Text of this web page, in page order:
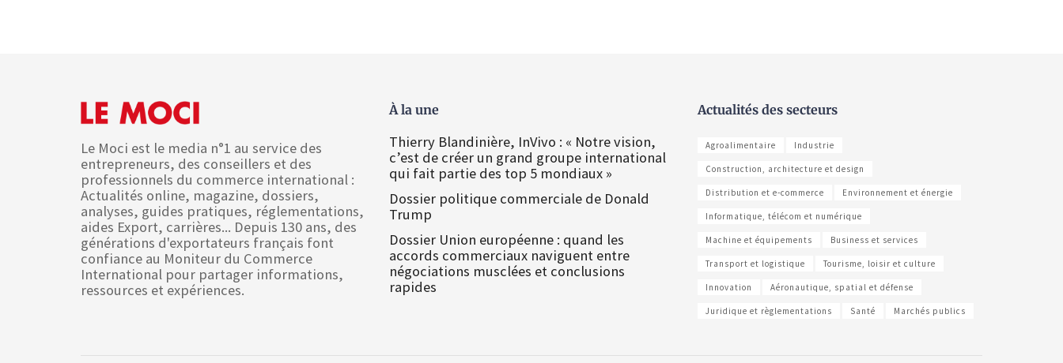
Le Moci est le media n°1 au service des
entrepreneurs, des conseillers et des
professionnels du commerce international :
Actualités online, magazine, dossiers,
analyses, guides pratiques, réglementations,
aides Export, carrières... Depuis 130 ans, des
générations d'exportateurs français font
confiance au Moniteur du Commerce
International pour partager informations,
ressources et expériences.
À la une
Thierry Blandinière, InVivo : « Notre vision,
c’est de créer un grand groupe international
qui fait partie des top 5 mondiaux »
Dossier politique commerciale de Donald
Trump
Dossier Union européenne : quand les
accords commerciaux naviguent entre
négociations musclées et conclusions
rapides
Actualités des secteurs
Agroalimentaire Industrie
Construction, architecture et design
Distribution et e-commerce Environnement et énergie
Informatique, télécom et numérique
Machine et équipements Business et services
Transport et logistique Tourisme, loisir et culture
Innovation Aéronautique, spatial et défense
Juridique et règlementations Santé Marchés publics